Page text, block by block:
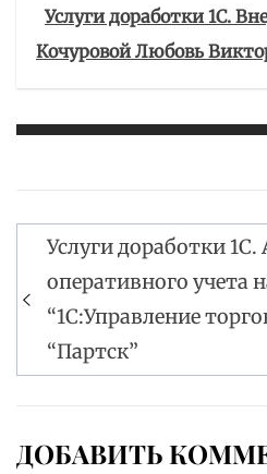
Услуги доработки 1С.
Кочуровой Любовь
Навигация
по
записям
Услуги доработки
оперативного учета
“1С:Управление
“Партск”
ДОБАВИТЬ